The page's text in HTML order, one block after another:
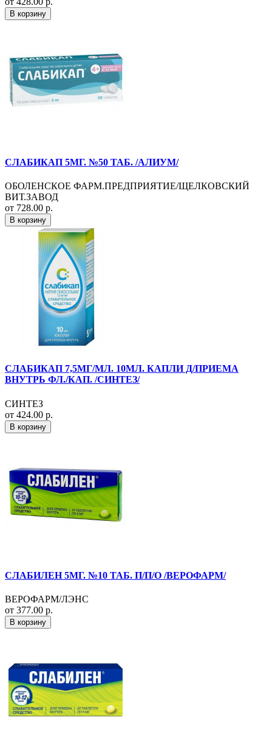
В корзину
СЛАБИКАП 5МГ. №50 ТАБ. /АЛИУМ/
ОБОЛЕНСКОЕ ФАРМ.ПРЕДПРИЯТИЕ/ЩЕЛКОВСКИЙ
ВИТ.ЗАВОД
от 728.00 р.
В корзину
СЛАБИКАП 7,5МГ/МЛ. 10МЛ. КАПЛИ Д/ПРИЕМА
ВНУТРЬ ФЛ./КАП. /СИНТЕЗ/
СИНТЕЗ
от 424.00 р.
В корзину
СЛАБИЛЕН 5МГ. №10 ТАБ. П/П/О /ВЕРОФАРМ/
ВЕРОФАРМ/ЛЭНС
от 377.00 р.
В корзину